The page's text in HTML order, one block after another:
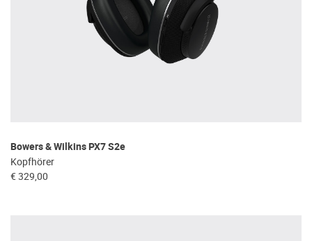
Bowers & Wilkins PX7 S2e
Kopfhörer
€ 329,00